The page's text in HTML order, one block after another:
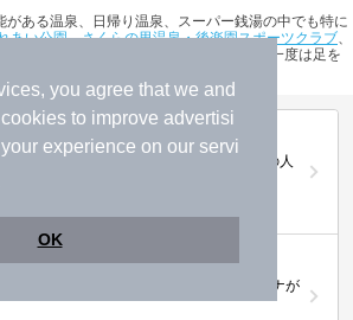
you agree that we and
to improve advertisi
experience on our servi
OK
ある温泉、日帰り温泉、スーパー銭湯の中でも特に
あい公園 さくらの里温泉・後楽園スポーツクラブ、
などの施設です。ぜひ一度は足を
ニフティ温泉年間ランキング2025
2.2万件の中から頂点に選ばれた、2025年の人
…
ィ温泉 サウナランキング2026
好きユーザーの投票により、全国No.1サウナが